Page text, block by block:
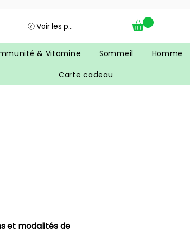
Voir les points
& Vitamine Sommeil Homme
Carte cadeau
et modalités de